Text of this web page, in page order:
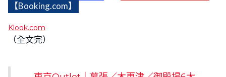
【Booking.com】
Klook.com
（全文完）